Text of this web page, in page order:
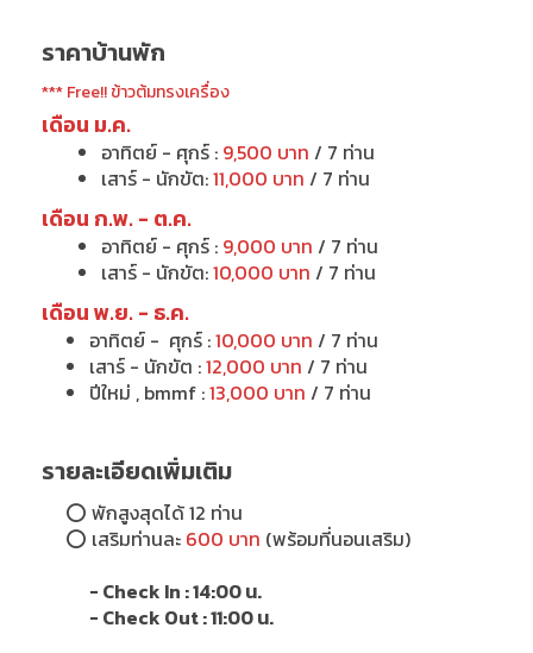
ราคาบ้านพัก
*** Free!! ข้าวต้มทรงเครื่อง
เดือน ม.ค.
อาทิตย์ - ศุกร์ : 9,500 บาท / 7 ท่าน
เสาร์ - นักขัต:11,000 บาท / 7 ท่าน
เดือน ก.พ. - ต.ค.
อาทิตย์ - ศุกร์ : 9,000 บาท / 7 ท่าน
เสาร์ - นักขัต:10,000 บาท / 7 ท่าน
เดือน พ.ย. - ธ.ค.
อาทิตย์ - ศุกร์ :10,000 บาท / 7 ท่าน
เสาร์ - นักขัต :12,000 บาท / 7 ท่าน
ปีใหม่ , bmmf :13,000 บาท / 7 ท่าน
รายละเอียดเพิ่มเติม
⭕ พักสูงสุดได้ 12 ท่าน
⭕ เสริมท่านละ 600 บาท (พร้อมที่นอนเสริม)
- Check In : 14:00 น.
- Check Out : 11:00 น.